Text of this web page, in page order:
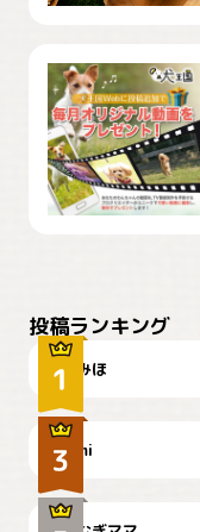
投稿ランキング
みほ
可愛い？
mi
🌻とむぎ！